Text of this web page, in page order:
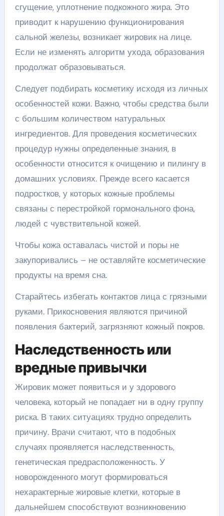
сгущение, уплотнение подкожного жира. Это
приводит к нарушению функционирования
сальной железы, возникает жировик на лице.
Если не изменять алгоритм ухода, образования
продолжат образовываться.
Следует подбирать косметику исходя из личных
особенностей кожи. Важно, чтобы средства были
с большим количеством натуральных
ингредиентов. Для проведения косметических
процедур нужны определенные знания, в
особенности относится к очищению и пилингу в
домашних условиях. Прежде всего касается
подростков, у которых кожные проблемы
связаны с перестройкой гормонального фона,
людей с чувствительной кожей.
Чтобы кожа оставалась чистой и поры не
закупоривались – не оставляйте косметические
продукты на время сна.
Старайтесь избегать контактов лица с грязными
руками. Прикосновения являются причиной
появления бактерий, загрязняют кожный покров.
Наследственность или
вредные привычки
Жировик может появиться и у здорового
человека, который не попадает ни в одну группу
риска. В таких ситуациях трудно определить
причину. Врачи считают, что в подобных
случаях проявляется наследственность,
генетическая предрасположенность. У
новорожденного могут формироваться
нехарактерные жировые клетки, которые в
дальнейшем способствуют возникновению